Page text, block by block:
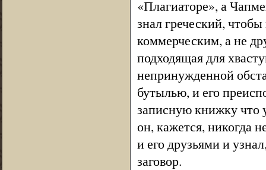
«Плагиаторе», а
знал греческий,
коммерческим, а не
подходящая для
непринужденной
бутылью, и его
записную книжку что
он, кажется, никогда
и его друзьями и
заговор.